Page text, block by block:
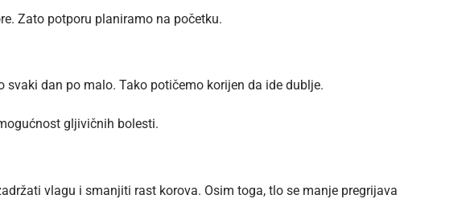
Zato potporu planiramo na početku.
dan po malo. Tako potičemo korijen da ide dublje.
gljivičnih bolesti.
vlagu i smanjiti rast korova. Osim toga, tlo se manje pregrijava